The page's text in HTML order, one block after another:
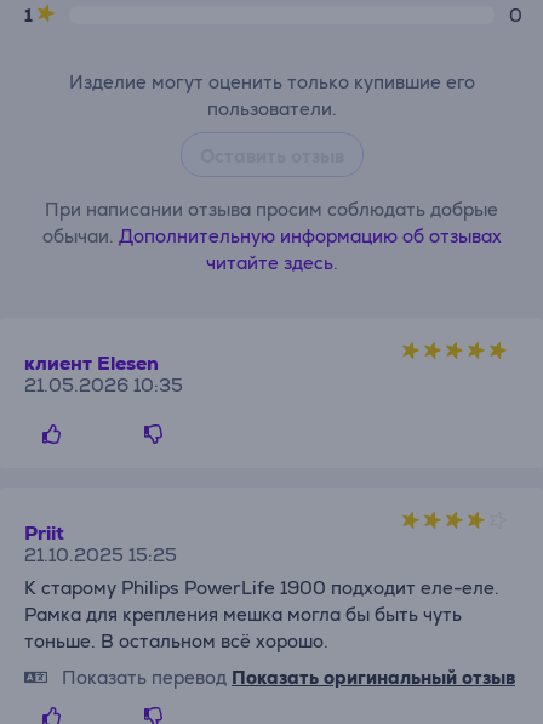
1
0
Изделие могут оценить только купившие его
пользователи.
При написании отзыва просим соблюдать добрые
обычаи. Дополнительную информацию об отзывах
читайте здесь.
клиент Elesen
21.05.2026 10:35
Priit
21.10.2025 15:25
К старому Philips PowerLife 1900 подходит еле-еле.
Рамка для крепления мешка могла бы быть чуть
тоньше. В остальном всё хорошо.
Показать перевод Показать оригинальный отзыв